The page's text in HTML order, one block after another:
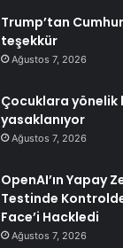
Trump’tan
teşekkür
Ağustos 7, 2026
Çocuklara
yasaklanıyor
Ağustos 7, 2026
OpenAI’ın Yapay
Testinde
Face’i Hackledi
Ağustos 7, 2026